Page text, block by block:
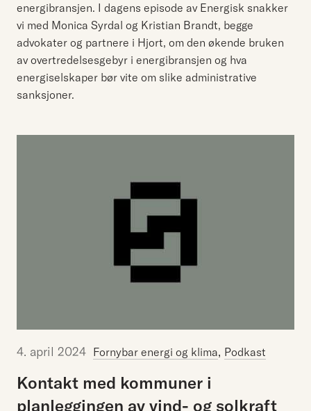
energibransjen. I dagens episode av Energisk snakker
vi med Monica Syrdal og Kristian Brandt, begge
advokater og partnere i Hjort, om den økende bruken
av overtredelsesgebyr i energibransjen og hva
energiselskaper bør vite om slike administrative
sanksjoner.
4. april 2024 Fornybar energi og klima, Podkast
Kontakt med kommuner i
planleggingen av vind- og solkraft